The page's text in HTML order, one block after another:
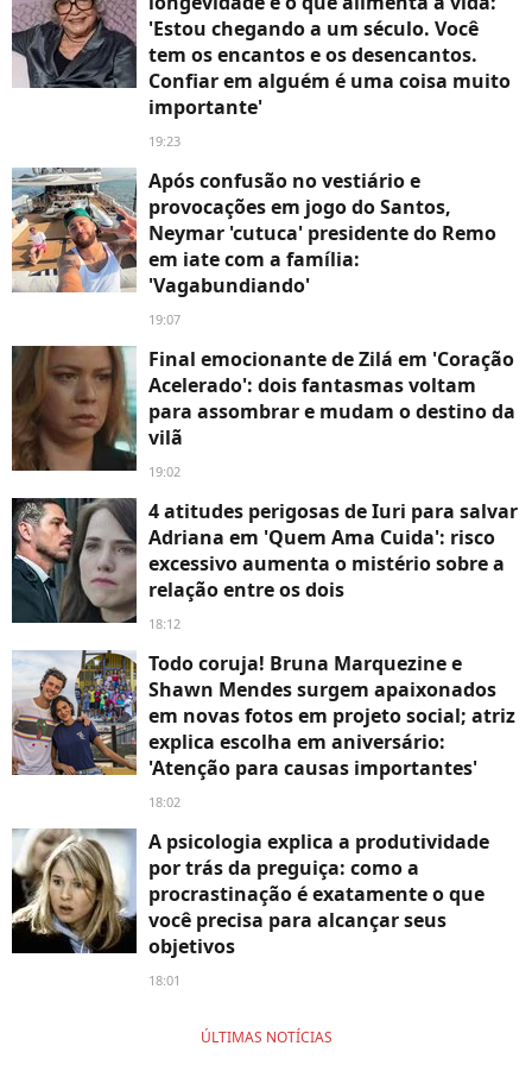
'Estou chegando a um século. Você
tem os encantos e os desencantos.
Confiar em alguém é uma coisa muito
importante'
19:23
Após confusão no vestiário e
provocações em jogo do Santos,
Neymar 'cutuca' presidente do Remo
em iate com a família:
'Vagabundiando'
19:07
Final emocionante de Zilá em 'Coração
Acelerado': dois fantasmas voltam
para assombrar e mudam o destino da
vilã
19:02
4 atitudes perigosas de Iuri para salvar
Adriana em 'Quem Ama Cuida': risco
excessivo aumenta o mistério sobre a
relação entre os dois
18:12
Todo coruja! Bruna Marquezine e
Shawn Mendes surgem apaixonados
em novas fotos em projeto social; atriz
explica escolha em aniversário:
'Atenção para causas importantes'
18:02
A psicologia explica a produtividade
por trás da preguiça: como a
procrastinação é exatamente o que
você precisa para alcançar seus
objetivos
18:01
ÚLTIMAS NOTÍCIAS